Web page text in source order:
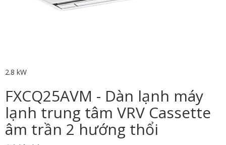
2.8 kW
FXCQ25AVM - Dàn lạnh máy
lạnh trung tâm VRV Cassette
âm trần 2 hướng thổi